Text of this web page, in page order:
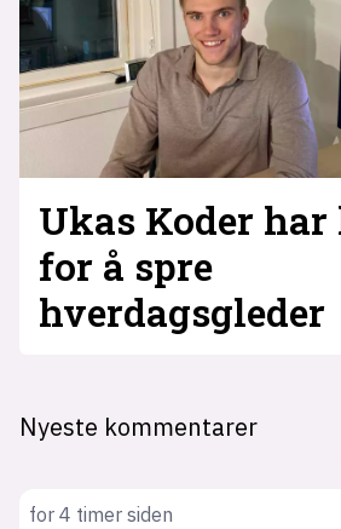
Ukas Koder har
for å spre
hverdagsgleder
Nyeste kommentarer
for 4 timer siden